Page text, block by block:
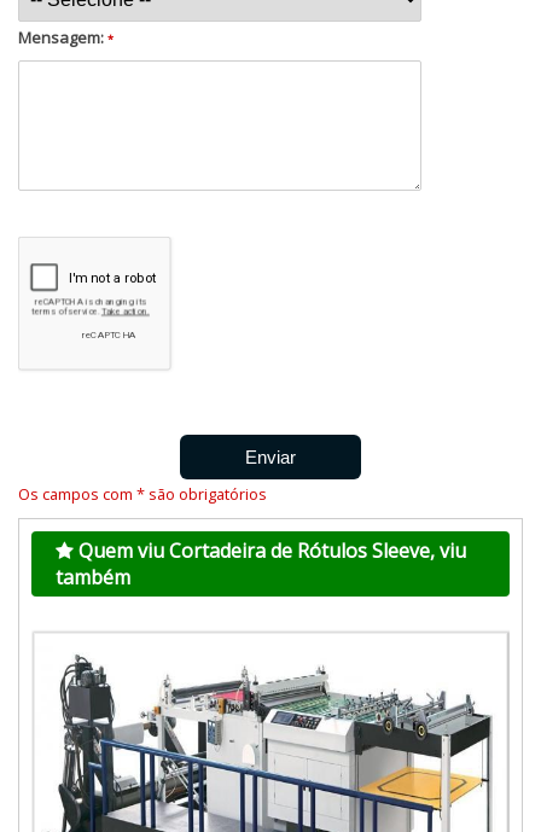
Mensagem: *
Os campos com * são obrigatórios
Quem viu Cortadeira de Rótulos Sleeve, viu
também